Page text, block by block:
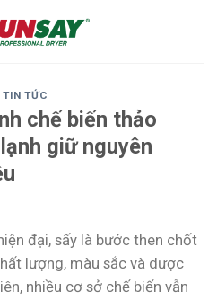
TIN TỨC
chế biến thảo
giữ nguyên
đại, sấy là bước then chốt
lượng, màu sắc và dược
nhiều cơ sở chế biến vẫn